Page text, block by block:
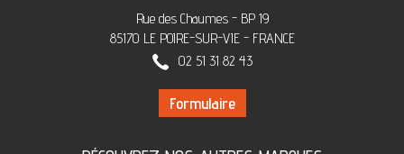
Rue des Chaumes - BP 19
85170 LE POIRE-SUR-VIE - FRANCE
02 51 31 82 43
Formulaire